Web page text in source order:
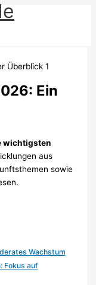
Ein
wichtigsten
aus
sowie
Wachstum
Fokus auf